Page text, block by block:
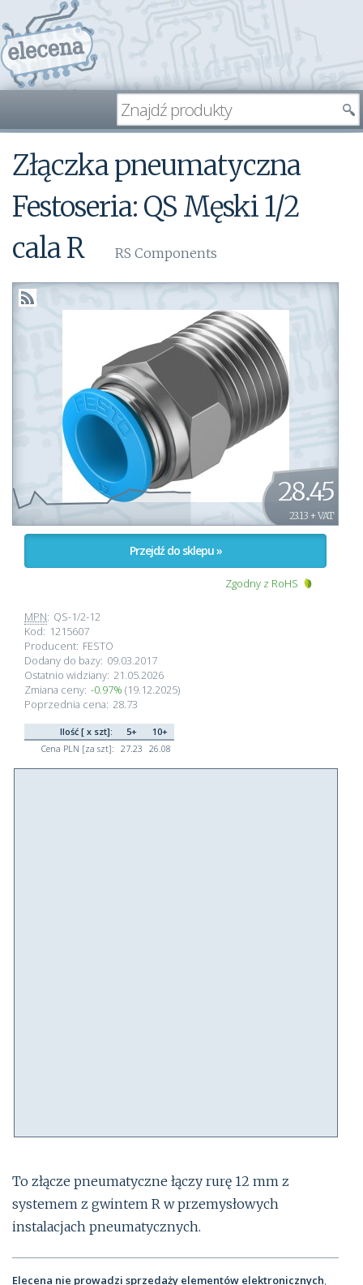
Złączka pneumatyczna
Festoseria: QS Męski 1/2
cala R
RS Components
28.45
23.13 + VAT
Przejdź do sklepu »
Zgodny z RoHS
MPN: QS-1/2-12
Kod: 1215607
Producent: FESTO
Dodany do bazy: 09.03.2017
Ostatnio widziany: 21.05.2026
Zmiana ceny: -0.97% (19.12.2025)
Poprzednia cena: 28.73
Ilość [ x szt]: 5+
10+
Cena PLN [za szt]: 27.23 26.08
To złącze pneumatyczne łączy rurę 12 mm z
systemem z gwintem R w przemysłowych
instalacjach pneumatycznych.
Elecena nie prowadzi sprzedaży elementów elektronicznych,